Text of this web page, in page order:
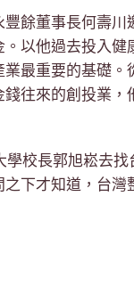
餘董事長何壽
以他過去投入健
最重要的基礎。
往來的創投業，
校長郭旭崧去
下才知道，台灣